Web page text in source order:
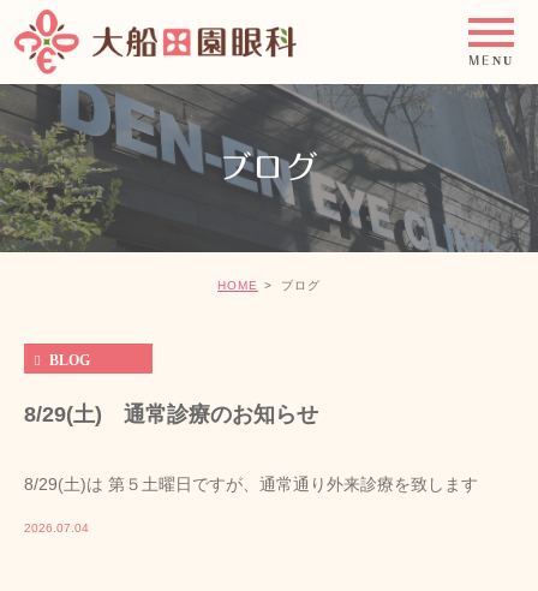
ブログ
HOME ブログ
BLOG
8/29(土) 通常診療のお知らせ
8/29(土)は 第５土曜日ですが、通常通り外来診療を致します
2026.07.04